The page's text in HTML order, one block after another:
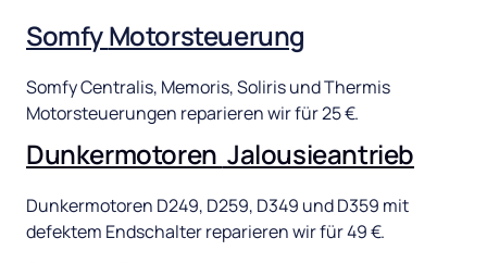
Somfy Motorsteuerung
Somfy Centralis, Memoris, Soliris und
Motorsteuerungen reparieren wir für 25 €.
Dunkermotoren Jalousieantrieb
Dunkermotoren D249, D259, D349 und D359
defektem Endschalter reparieren wir für 49 €.